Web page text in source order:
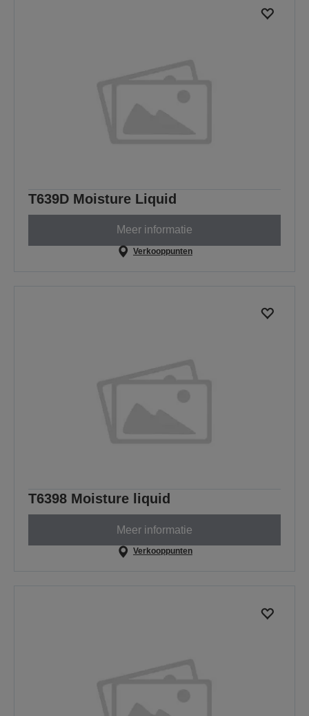
T639D Moisture Liquid
Meer informatie
Verkooppunten
T6398 Moisture liquid
Meer informatie
Verkooppunten